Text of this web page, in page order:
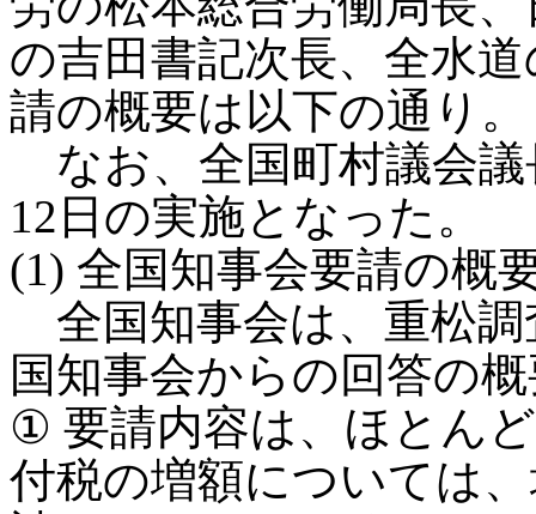
の吉田書記次長、全水
請の概要は以下の通り。
なお、全国町村議会
12日の実施となった。
(1) 全国知事会要請の概
全国知事会は、重松調
国知事会からの回答の
① 要請内容は、ほとん
付税の増額については